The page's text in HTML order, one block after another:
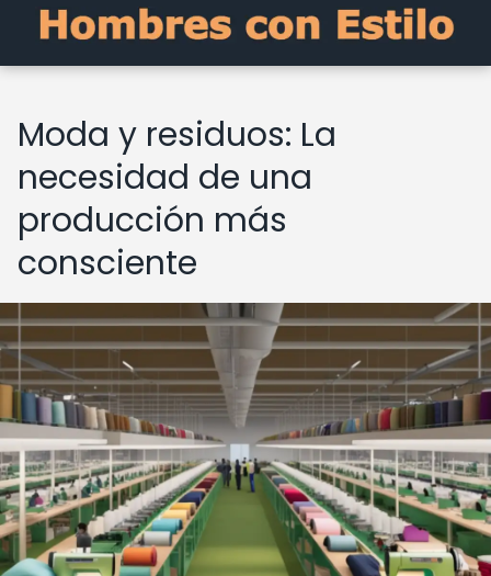
Moda y residuos: La
necesidad de una
producción más
consciente